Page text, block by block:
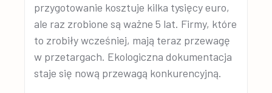
przygotowanie kosztuje kilka tysięcy euro,
ale raz zrobione są ważne 5 lat. Firmy, które
to zrobiły wcześniej, mają teraz przewagę
w przetargach. Ekologiczna dokumentacja
staje się nową przewagą konkurencyjną.